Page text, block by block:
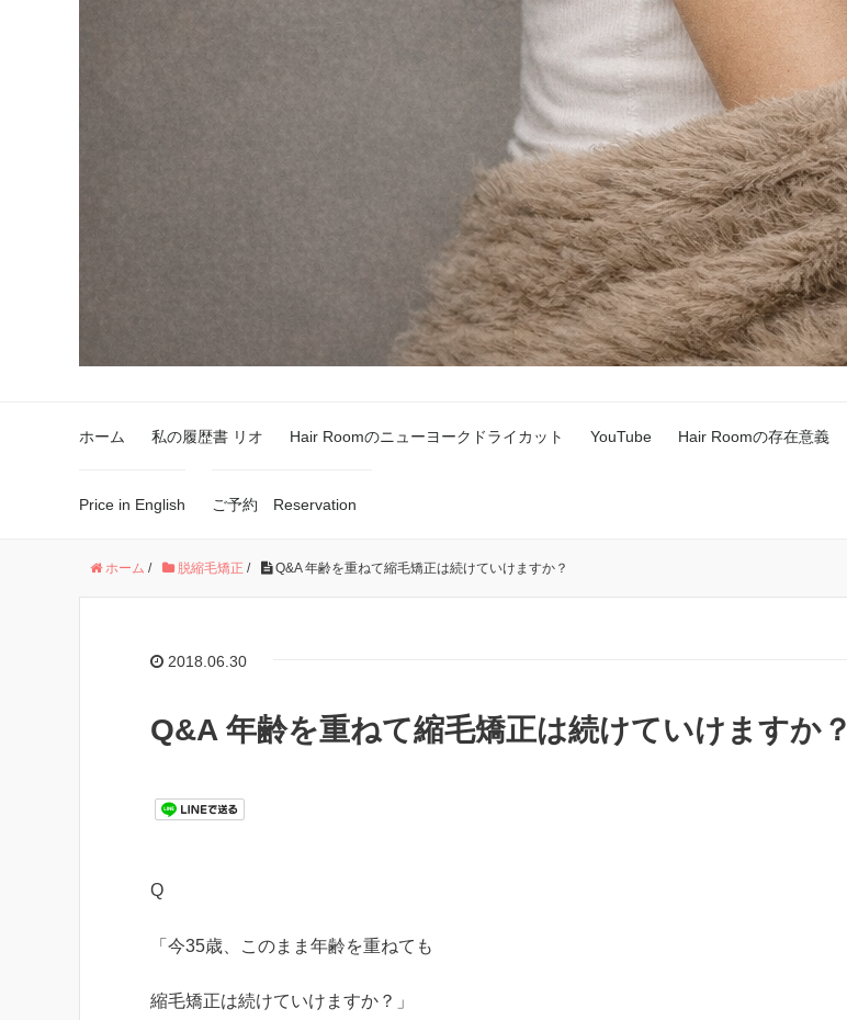
ホーム 私の履歴書 リオ Hair Roomのニューヨークドライカット YouTube Hair Roomの存在意義
Price in English ご予約 Reservation
ホーム / 脱縮毛矯正 / Q&A 年齢を重ねて縮毛矯正は続けていけますか？
2018.06.30
Q&A 年齢を重ねて縮毛矯正は続けていけますか？
Q
「今35歳、このまま年齢を重ねても
縮毛矯正は続けていけますか？」